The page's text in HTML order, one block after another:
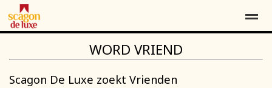
Over ons Word vriend*
WORD VRIEND
Scagon De Luxe zoekt Vrienden